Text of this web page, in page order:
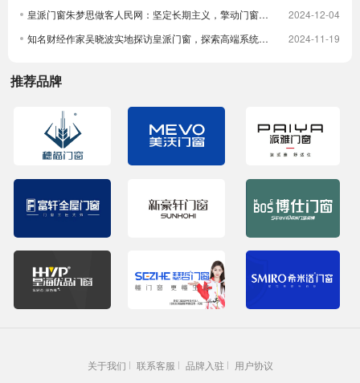
皇派门窗朱梦思做客人民网：坚定长期主义，擎动门窗高质量发展
2024-12-04
知名财经作家吴晓波实地探访皇派门窗，探索高端系统门窗智造实力，深入体验高端隔音门窗
2024-11-19
推荐品牌
关于我们 联系客服 品牌入驻 用户协议